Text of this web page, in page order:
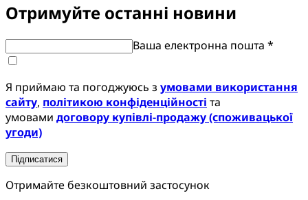
Отримуйте останні новини
Ваша електронна пошта *
Я приймаю та погоджуюсь з умовами використання
сайту, політикою конфіденційності та
умовами договору купівлі-продажу (споживацької
угоди)
Підписатися
Отримайте безкоштовний застосунок